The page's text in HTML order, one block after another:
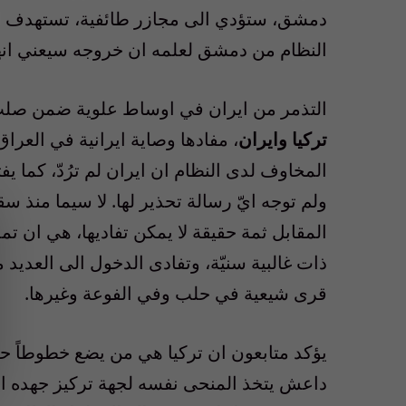
دمشق، ستؤدي الى مجازر طائفية، تستهدف
النظام من دمشق لعلمه ان خروجه سيعني
التذمر من ايران في اوساط علوية ضمن
تركيا وايران، مفادها وصاية ايرانية في
المخاوف لدى النظام ان ايران لم ترُدّ،
ولم توجه ايّ رسالة تحذير لها. لا سيما
المقابل ثمة حقيقة لا يمكن تفاديها، هي
ذات غالبية سنيّة، وتفادى الدخول الى
قرى شيعية في حلب وفي الفوعة وغيرها.
يؤكد متابعون ان تركيا هي من يضع خطوطاً
داعش يتخذ المنحى نفسه لجهة تركيز